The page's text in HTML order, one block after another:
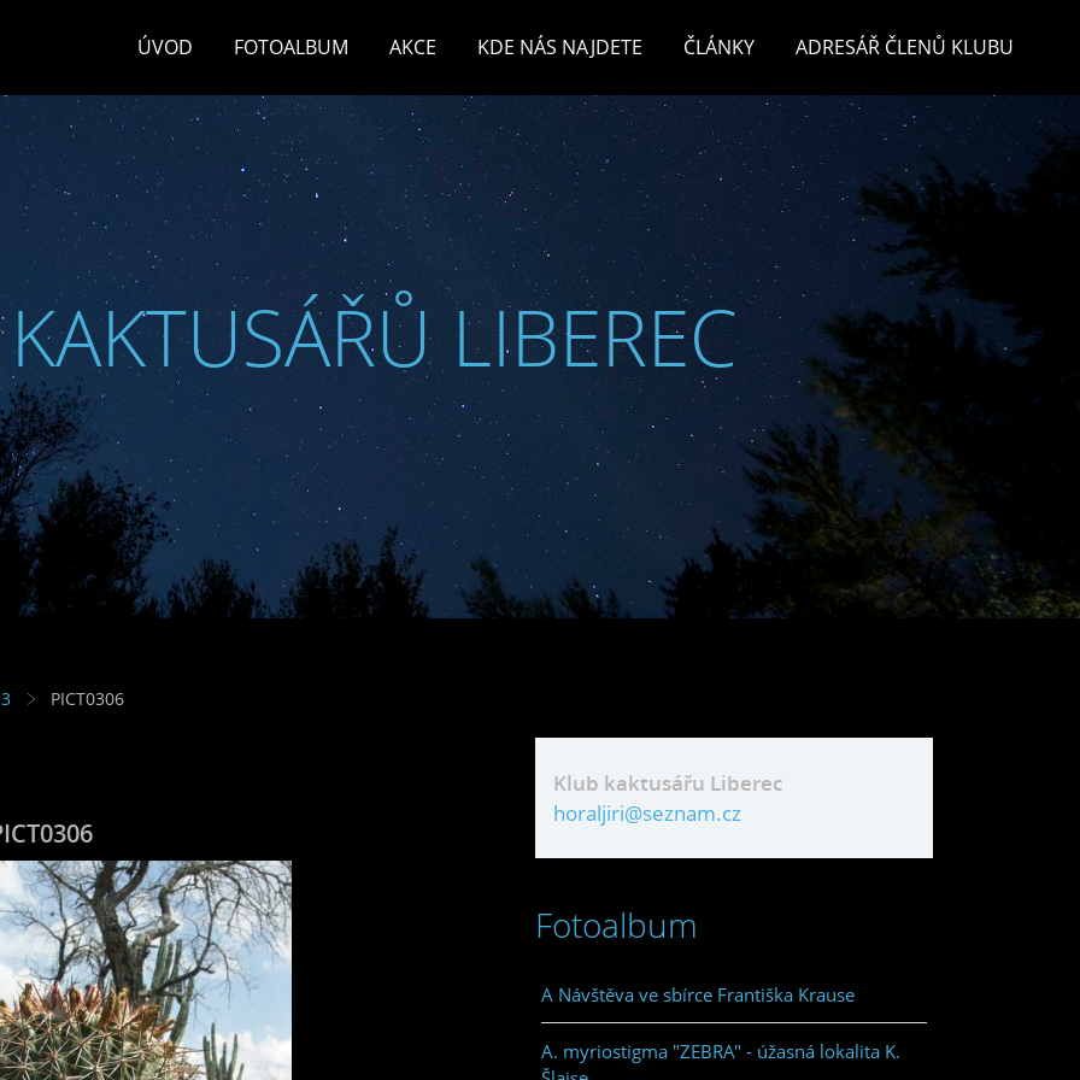
ÚVOD FOTOALBUM AKCE KDE NÁS NAJDETE ČLÁNKY ADRESÁŘ ČLENŮ KLUBU
LIBEREC
PICT0306
Klub kaktusářu Liberec
horaljiri@seznam.cz
Fotoalbum
A Návštěva ve sbírce Františka Krause
A. myriostigma "ZEBRA" - úžasná lokalita K.